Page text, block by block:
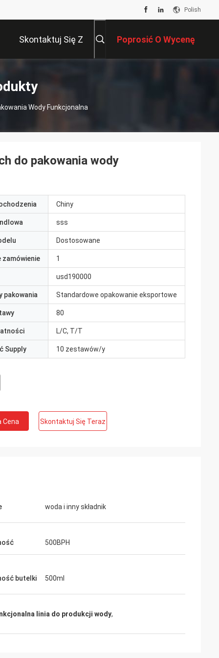
Polish
Skontaktuj Się Z Poprosić O Wycenę
Wody Funkcjonalna
do pakowania wody
Chiny
sss
Dostosowane
zamówienie 1
usd190000
pakowania Standardowe opakowanie eksportowe
80
L/C, T/T
Supply 10 zestawów/y
Cena Skontaktuj Się Teraz
woda i inny składnik
500BPH
butelki 500ml
linia do produkcji wody,